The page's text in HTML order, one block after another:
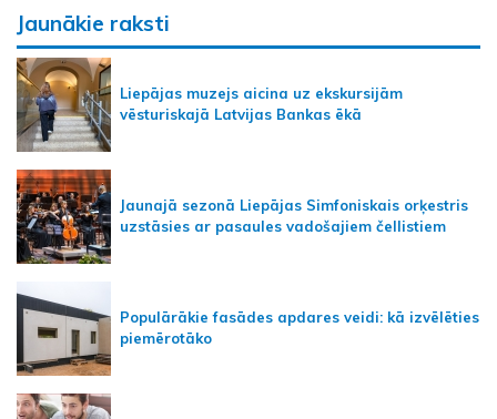
Jaunākie raksti
Liepājas muzejs aicina uz ekskursijām
vēsturiskajā Latvijas Bankas ēkā
Jaunajā sezonā Liepājas Simfoniskais orķestris
uzstāsies ar pasaules vadošajiem čellistiem
Populārākie fasādes apdares veidi: kā izvēlēties
piemērotāko